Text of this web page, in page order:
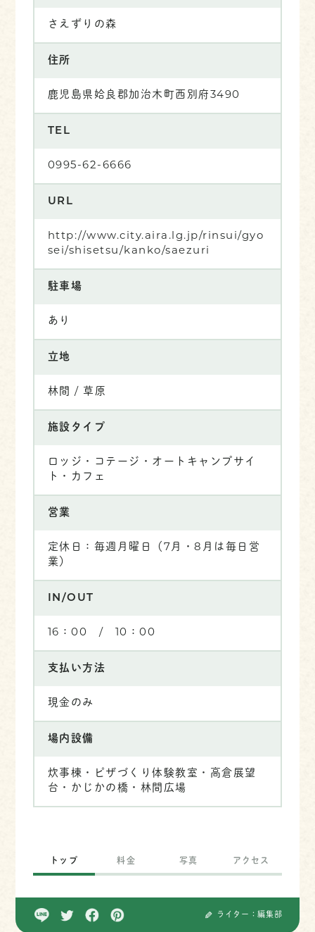
さえずりの森
住所
鹿児島県姶良郡加治木町西別府3490
TEL
0995-62-6666
URL
http://www.city.aira.lg.jp/rinsui/gyo
sei/shisetsu/kanko/saezuri
駐車場
あり
立地
林間 / 草原
施設タイプ
ロッジ・コテージ・オートキャンプサイ
ト・カフェ
営業
定休日：毎週月曜日（7月・8月は毎日営
業）
IN/OUT
16：00 / 10：00
支払い方法
現金のみ
場内設備
炊事棟・ピザづくり体験教室・高倉展望
台・かじかの橋・林間広場
トップ 料金 写真 アクセス
ライター：編集部